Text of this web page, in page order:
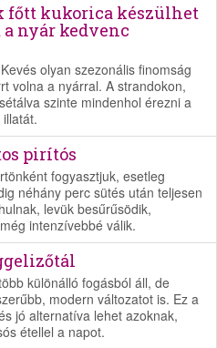
főtt kukorica készülhet
nyár kedvenc
olyan szezonális finomság
volna a nyárral. A strandokon,
szinte mindenhol érezni a
pirítós
fogyasztjuk, esetleg
néhány perc sütés után teljesen
levük besűrűsödik,
intenzívebbé válik.
különálló fogásból áll, de
modern változatot is. Ez a
jó alternatíva lehet azoknak,
étellel a napot.